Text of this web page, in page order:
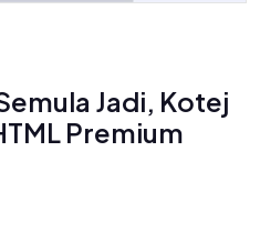
Jadi, Kotej
Premium